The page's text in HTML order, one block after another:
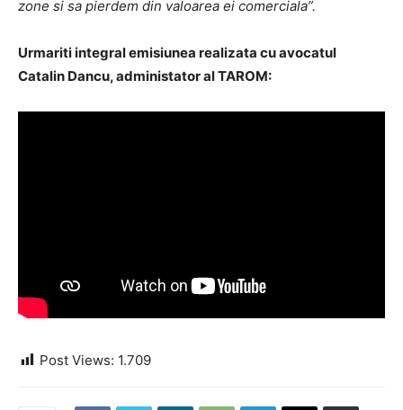
zone si sa pierdem din valoarea ei comerciala”.
Urmariti integral emisiunea realizata cu avocatul
Catalin Dancu, administator al TAROM:
Post Views: 1.709